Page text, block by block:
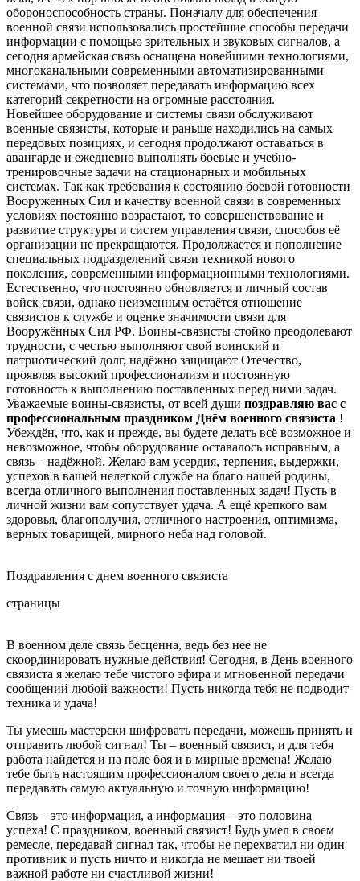
обороноспособность страны. Поначалу для обеспечения
военной связи использовались простейшие способы передачи
информации с помощью зрительных и звуковых сигналов, а
сегодня армейская связь оснащена новейшими технологиями,
многоканальными современными автоматизированными
системами, что позволяет передавать информацию всех
категорий секретности на огромные расстояния.
Новейшее оборудование и системы связи обслуживают
военные связисты, которые и раньше находились на самых
передовых позициях, и сегодня продолжают оставаться в
авангарде и ежедневно выполнять боевые и учебно-
тренировочные задачи на стационарных и мобильных
системах. Так как требования к состоянию боевой готовности
Вооруженных Сил и качеству военной связи в современных
условиях постоянно возрастают, то совершенствование и
развитие структуры и систем управления связи, способов её
организации не прекращаются. Продолжается и пополнение
специальных подразделений связи техникой нового
поколения, современными информационными технологиями.
Естественно, что постоянно обновляется и личный состав
войск связи, однако неизменным остаётся отношение
связистов к службе и оценке значимости связи для
Вооружённых Сил РФ. Воины-связисты стойко преодолевают
трудности, с честью выполняют свой воинский и
патриотический долг, надёжно защищают Отечество,
проявляя высокий профессионализм и постоянную
готовность к выполнению поставленных перед ними задач.
Уважаемые воины-связисты, от всей души поздравляю вас с
профессиональным праздником Днём военного связиста !
Убеждён, что, как и прежде, вы будете делать всё возможное и
невозможное, чтобы оборудование оставалось исправным, а
связь – надёжной. Желаю вам усердия, терпения, выдержки,
успехов в вашей нелегкой службе на благо нашей родины,
всегда отличного выполнения поставленных задач! Пусть в
личной жизни вам сопутствует удача. А ещё крепкого вам
здоровья, благополучия, отличного настроения, оптимизма,
верных товарищей, мирного неба над головой.
Поздравления с днем военного связиста
страницы
В военном деле связь бесценна, ведь без нее не
скоординировать нужные действия! Сегодня, в День военного
связиста я желаю тебе чистого эфира и мгновенной передачи
сообщений любой важности! Пусть никогда тебя не подводит
техника и удача!
Ты умеешь мастерски шифровать передачи, можешь принять и
отправить любой сигнал! Ты – военный связист, и для тебя
работа найдется и на поле боя и в мирные времена! Желаю
тебе быть настоящим профессионалом своего дела и всегда
передавать самую актуальную и точную информацию!
Связь – это информация, а информация – это половина
успеха! С праздником, военный связист! Будь умел в своем
ремесле, передавай сигнал так, чтобы не перехватил ни один
противник и пусть ничто и никогда не мешает ни твоей
важной работе ни счастливой жизни!